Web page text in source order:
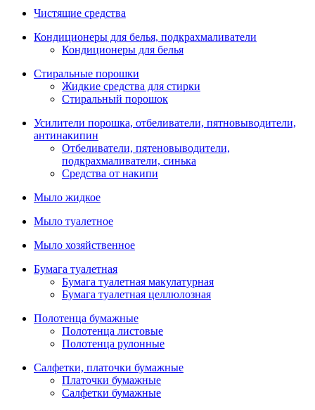
Чистящие средства
Кондиционеры для белья, подкрахмаливатели
Кондиционеры для белья
Стиральные порошки
Жидкие средства для стирки
Стиральный порошок
Усилители порошка, отбеливатели, пятновыводители,
антинакипин
Отбеливатели, пятеновыводители,
подкрахмаливатели, синька
Средства от накипи
Мыло жидкое
Мыло туалетное
Мыло хозяйственное
Бумага туалетная
Бумага туалетная макулатурная
Бумага туалетная целлюлозная
Полотенца бумажные
Полотенца листовые
Полотенца рулонные
Салфетки, платочки бумажные
Платочки бумажные
Салфетки бумажные